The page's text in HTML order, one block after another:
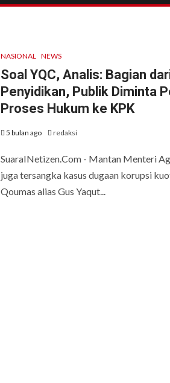
NASIONAL NEWS
Soal YQC, Analis: Bagian
Penyidikan, Publik Diminta
Proses Hukum ke KPK
5 bulan ago redaksi
SuaraINetizen.Com - Mantan Menteri
juga tersangka kasus dugaan korupsi
Qoumas alias Gus Yaqut...